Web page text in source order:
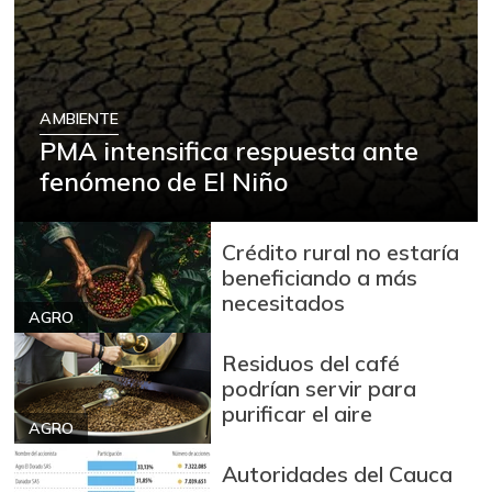
Avena en hojuelas
07/25/2026
$ 10.639,33
-0,09%
Avena molida
07/25/2026
$ 12.959,40
-0,11%
Azúcar
Azúcar morena
07/25/2026
$ 3.810,20
-0,47%
Badea
04/04/2015
$ 1.200,00
Bagre rayado en
postas congelado
05/17/2014
$ 18.667,00
Bagre rayado
AMBIENTE
PMA intensifica respuesta ante
fenómeno de El Niño
AGRO
Crédito rural no estaría
beneficiando a más
necesitados
AGRO
Residuos del café
podrían servir para
purificar el aire
Autoridades del Cauca